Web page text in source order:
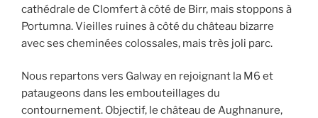
cathédrale de Clomfert à côté de Birr, mais stoppons à
Portumna. Vieilles ruines à côté du château bizarre
avec ses cheminées colossales, mais très joli parc.
Nous repartons vers Galway en rejoignant la M6 et
pataugeons dans les embouteillages du
contournement. Objectif, le château de Aughnanure,